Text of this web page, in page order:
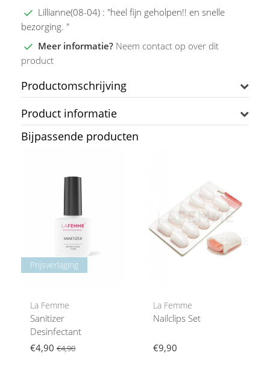
Lillianne(08-04) : "heel fijn geholpen!! en snelle
bezorging. "
Meer informatie? Neem contact op over dit
product
Productomschrijving
Product informatie
Bijpassende producten
Prijsverlaging
La Femme
Sanitizer
Desinfectant
€4,90 €4,90
La Femme
Nailclips Set
€9,90